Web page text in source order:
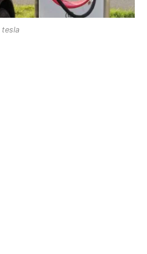
tesla